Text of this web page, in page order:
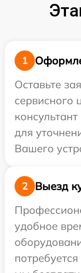
1
Оставьте
сервисного
для
Вашего
2
Выезд
удобное